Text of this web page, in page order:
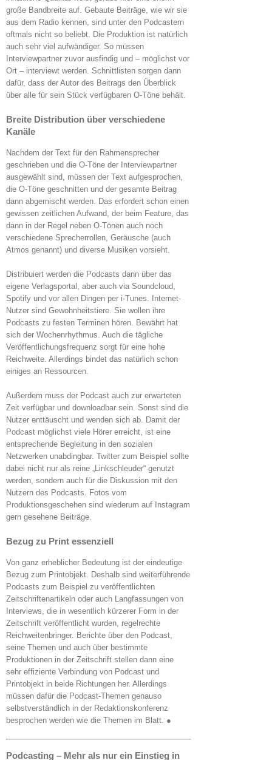
große Bandbreite auf. Gebaute Beiträge, wie wir sie
aus dem Radio kennen, sind unter den Podcastern
oftmals nicht so beliebt. Die Produktion ist natürlich
auch sehr viel aufwändiger. So müssen
Interviewpartner zuvor ausfindig und – möglichst vor
Ort – interviewt werden. Schnittlisten sorgen dann
dafür, dass der Autor des Beitrags den Überblick
über alle für sein Stück verfügbaren O-Töne behält.
Breite Distribution über verschiedene
Kanäle
Nachdem der Text für den Rahmensprecher
geschrieben und die O-Töne der Interviewpartner
ausgewählt sind, müssen der Text aufgesprochen,
die O-Töne geschnitten und der gesamte Beitrag
dann abgemischt werden. Das erfordert schon einen
gewissen zeitlichen Aufwand, der beim Feature, das
dann in der Regel neben O-Tönen auch noch
verschiedene Sprecherrollen, Geräusche (auch
Atmos genannt) und diverse Musiken vorsieht.
Distribuiert werden die Podcasts dann über das
eigene Verlagsportal, aber auch via Soundcloud,
Spotify und vor allen Dingen per i-Tunes. Internet-
Nutzer sind Gewohnheitstiere. Sie wollen ihre
Podcasts zu festen Terminen hören. Bewährt hat
sich der Wochenrhythmus. Auch die tägliche
Veröffentlichungsfrequenz sorgt für eine hohe
Reichweite. Allerdings bindet das natürlich schon
einiges an Ressourcen.
Außerdem muss der Podcast auch zur erwarteten
Zeit verfügbar und downloadbar sein. Sonst sind die
Nutzer enttäuscht und wenden sich ab. Damit der
Podcast möglichst viele Hörer erreicht, ist eine
entsprechende Begleitung in den sozialen
Netzwerken unabdingbar. Twitter zum Beispiel sollte
dabei nicht nur als reine „Linkschleuder“ genutzt
werden, sondern auch für die Diskussion mit den
Nutzern des Podcasts. Fotos vom
Produktionsgeschehen sind wiederum auf Instagram
gern gesehene Beiträge.
Bezug zu Print essenziell
Von ganz erheblicher Bedeutung ist der eindeutige
Bezug zum Printobjekt. Deshalb sind weiterführende
Podcasts zum Beispiel zu veröffentlichten
Zeitschriftenartikeln oder auch Langfassungen von
Interviews, die in wesentlich kürzerer Form in der
Zeitschrift veröffentlicht wurden, regelrechte
Reichweitenbringer. Berichte über den Podcast,
seine Themen und auch über bestimmte
Produktionen in der Zeitschrift stellen dann eine
sehr effiziente Verbindung von Podcast und
Printobjekt in beide Richtungen her. Allerdings
müssen dafür die Podcast-Themen genauso
selbstverständlich in der Redaktionskonferenz
besprochen werden wie die Themen im Blatt. ●
Podcasting – Mehr als nur ein Einstieg in